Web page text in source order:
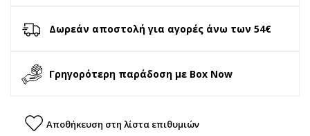
Δωρεάν αποστολή για αγορές άνω των 54€
Γρηγορότερη παράδοση με Box Now
Αποθήκευση στη λίστα επιθυμιών